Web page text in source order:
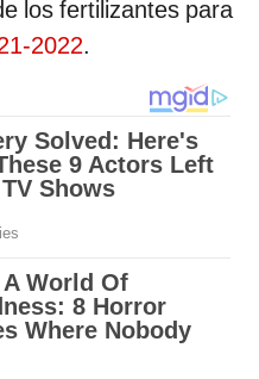
los fertilizantes para
2022.